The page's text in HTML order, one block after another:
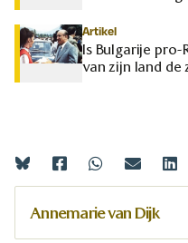
Artikel
Is Bulgarije pro-
van zijn land
Annemarie van Dijk